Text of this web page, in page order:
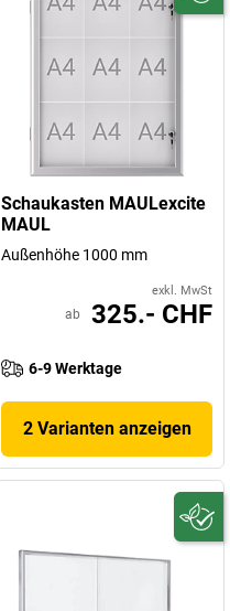
Schaukasten MAULexcite
MAUL
Außenhöhe 1000 mm
exkl. MwSt
ab 325.- CHF
6-9 Werktage
2 Varianten anzeigen